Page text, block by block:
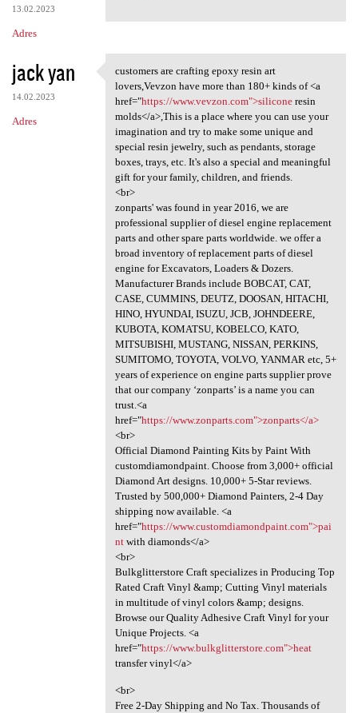
13.02.2023
Adres
jack yan
14.02.2023
Adres
customers are crafting epoxy
customers are crafting epoxy resin art
lovers,Vevzon have more than 180+ kinds of <a
href="https://www.vevzon.com">siliconeresin
molds</a>,This is a place where you can use your
imagination and try to make some unique and
special resin jewelry, such as pendants, storage
boxes, trays, etc. It's also a special and meaningful
gift for your family, children, and friends.
<br>
zonparts' was found in year 2016, we are
professional supplier of diesel engine replacement
parts and other spare parts worldwide. we offer a
broad inventory of replacement parts of diesel
engine for Excavators, Loaders & Dozers.
Manufacturer Brands include BOBCAT, CAT,
CASE, CUMMINS, DEUTZ, DOOSAN, HITACHI,
HINO, HYUNDAI, ISUZU, JCB, JOHNDEERE,
KUBOTA, KOMATSU, KOBELCO, KATO,
MITSUBISHI, MUSTANG, NISSAN, PERKINS,
SUMITOMO, TOYOTA, VOLVO, YANMAR etc, 5+
years of experience on engine parts supplier prove
that our company ‘zonparts’ is a name you can
trust.<a
href="https://www.zonparts.com">zonparts</a>
<br>
Official Diamond Painting Kits by Paint With
customdiamondpaint. Choose from 3,000+ official
Diamond Art designs. 10,000+ 5-Star reviews.
Trusted by 500,000+ Diamond Painters, 2-4 Day
shipping now available. <a
href="https://www.customdiamondpaint.com">pai
ntwith diamonds</a>
<br>
Bulkglitterstore Craft specializes in Producing Top
Rated Craft Vinyl &amp; Cutting Vinyl materials
in multitude of vinyl colors &amp; designs.
Browse our Quality Adhesive Craft Vinyl for your
Unique Projects. <a
href="https://www.bulkglitterstore.com">heat
transfer vinyl</a>
<br>
Free 2-Day Shipping and No Tax. Thousands of